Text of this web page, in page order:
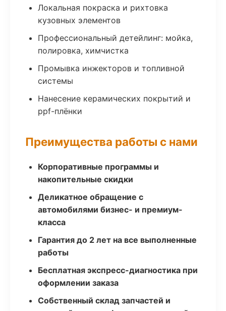
Локальная покраска и рихтовка
кузовных элементов
Профессиональный детейлинг: мойка,
полировка, химчистка
Промывка инжекторов и топливной
системы
Нанесение керамических покрытий и
ppf-плёнки
Преимущества работы с нами
Корпоративные программы и
накопительные скидки
Деликатное обращение с
автомобилями бизнес- и премиум-
класса
Гарантия до 2 лет на все выполненные
работы
Бесплатная экспресс-диагностика при
оформлении заказа
Собственный склад запчастей и